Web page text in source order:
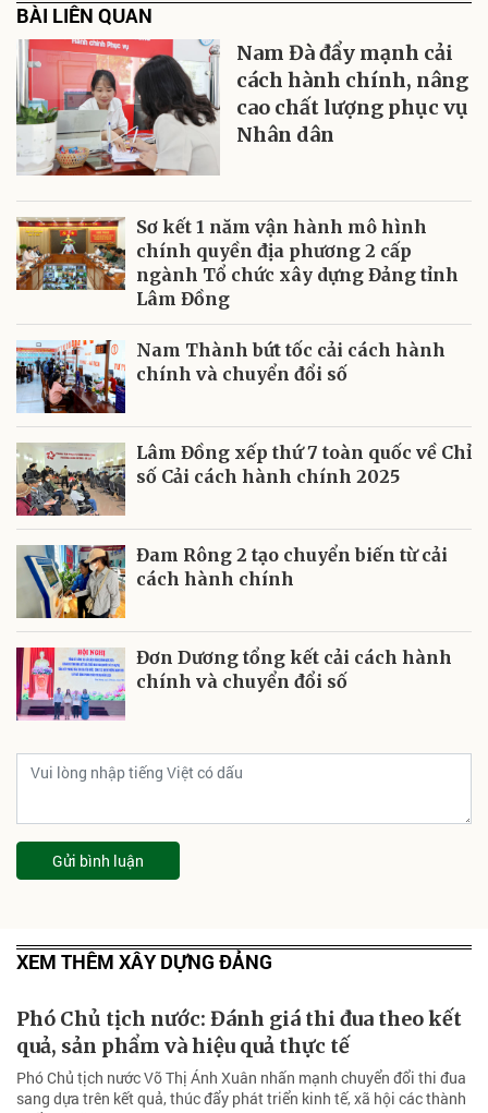
BÀI LIÊN QUAN
Nam Đà đẩy mạnh cải
cách hành chính, nâng
cao chất lượng phục vụ
Nhân dân
Sơ kết 1 năm vận hành mô hình
chính quyền địa phương 2 cấp
ngành Tổ chức xây dựng Đảng tỉnh
Lâm Đồng
Nam Thành bứt tốc cải cách hành
chính và chuyển đổi số
Lâm Đồng xếp thứ 7 toàn quốc về Chỉ
số Cải cách hành chính 2025
Đam Rông 2 tạo chuyển biến từ cải
cách hành chính
Đơn Dương tổng kết cải cách hành
chính và chuyển đổi số
Gửi bình luận
XEM THÊM XÂY DỰNG ĐẢNG
Phó Chủ tịch nước: Đánh giá thi đua theo kết
quả, sản phẩm và hiệu quả thực tế
Phó Chủ tịch nước Võ Thị Ánh Xuân nhấn mạnh chuyển đổi thi đua
sang dựa trên kết quả, thúc đẩy phát triển kinh tế, xã hội các thành